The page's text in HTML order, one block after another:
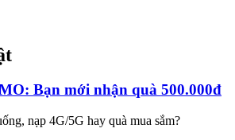
Bạn mới nhận quà 500.000đ
nạp 4G/5G hay quà mua sắm?